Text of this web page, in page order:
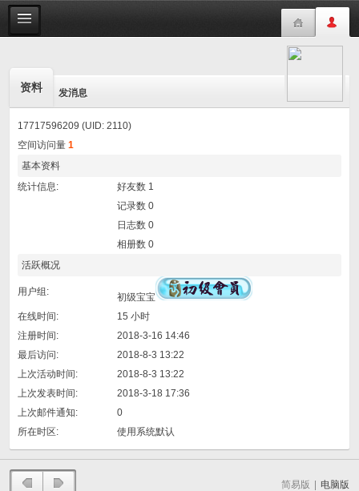
资料 发消息
17717596209 (UID: 2110)
空间访问量 1
基本资料
统计信息:
好友数 1
记录数 0
日志数 0
相册数 0
活跃概况
用户组:
初级宝宝
在线时间:
15 小时
注册时间:
2018-3-16 14:46
最后访问:
2018-8-3 13:22
上次活动时间:
2018-8-3 13:22
上次发表时间:
2018-3-18 17:36
上次邮件通知:
0
所在时区:
使用系统默认
简易版 电脑版